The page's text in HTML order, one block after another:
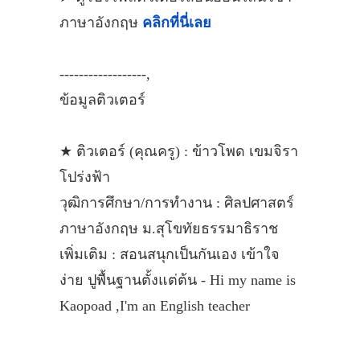
ภาษาอังกฤษ คลิกที่นี่เลย
------------------,
ข้อมูลติวเตอร์
★ ติวเตอร์ (คุณครู) : ข้าวโพด เขมจิรา
โปร่งฟ้า
วุฒิการศึกษา/การทำงาน : ศิลปศาสตร์
ภาษาอังกฤษ ม.สุโขทัยธรรมาธิราช
เพิ่มเติม : สอนสนุกเป็นกันเอง เข้าใจ
ง่าย ปูพื้นฐานตั้งแต่ต้น - Hi my name is
Kaopoad ,I'm an English teacher